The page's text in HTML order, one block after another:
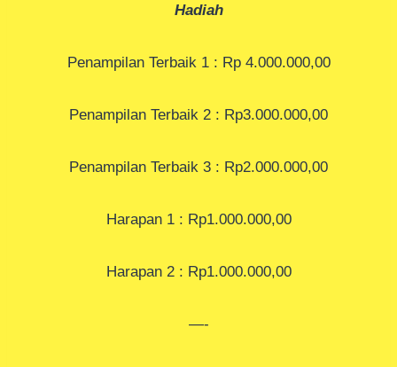
Hadiah
Penampilan Terbaik 1 : Rp 4.000.000,00
Penampilan Terbaik 2 : Rp3.000.000,00
Penampilan Terbaik 3 : Rp2.000.000,00
Harapan 1 : Rp1.000.000,00
Harapan 2 : Rp1.000.000,00
—-